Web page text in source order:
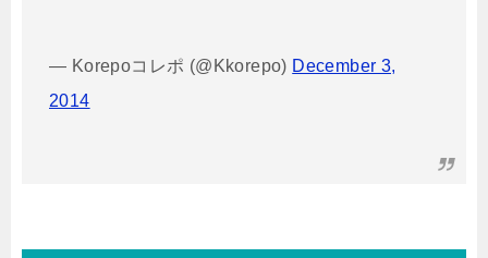
— Korepoコレポ (@Kkorepo) December 3,
2014